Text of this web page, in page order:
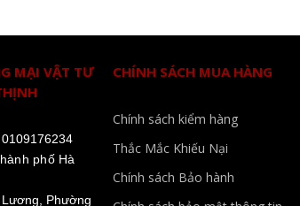
MẠI VẬT TƯ
phố Hà
Phường
CHÍNH SÁCH MUA HÀNG
Chính sách kiểm hàng
Thắc Mắc Khiếu Nại
Chính sách Bảo hành